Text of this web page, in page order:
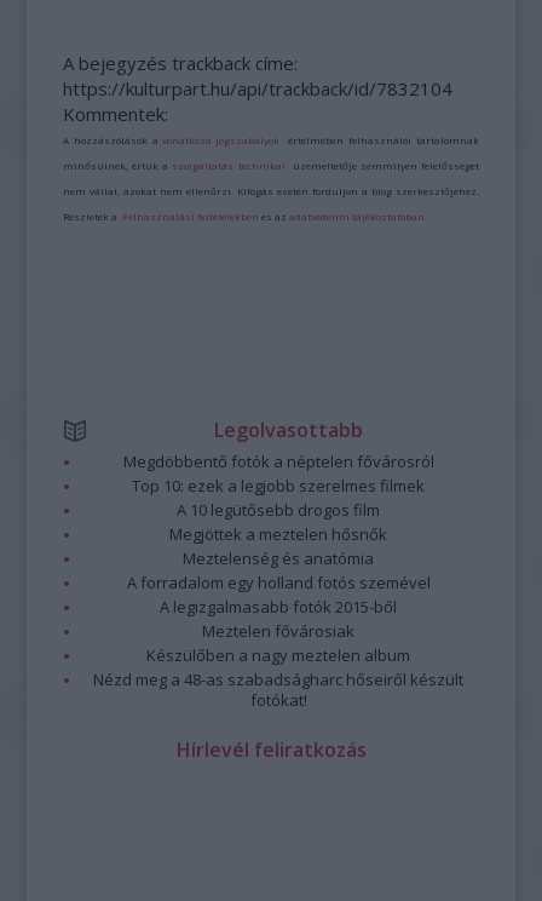
A bejegyzés trackback címe:
https://kulturpart.hu/api/trackback/id/7832104
Kommentek:
A hozzászólások avonatkozó jogszabályok értelmében felhasználói tartalomnak
minősülnek, értük a szolgáltatás technikai üzemeltetője semmilyen felelősséget
nem vállal, azokat nem ellenőrzi. Kifogás esetén forduljon a blog szerkesztőjéhez.
Részletek a Felhasználási feltételekben és azadatvédelmi tájékoztatóban
Legolvasottabb
Megdöbbentő fotók a néptelen fővárosról
Top 10: ezek a legjobb szerelmes filmek
A 10 legütősebb drogos film
Megjöttek a meztelen hősnők
Meztelenség és anatómia
A forradalom egy holland fotós szemével
A legizgalmasabb fotók 2015-ből
Meztelen fővárosiak
Készülőben a nagy meztelen album
Nézd meg a 48-as szabadságharc hőseiről készült
fotókat!
Hírlevél feliratkozás